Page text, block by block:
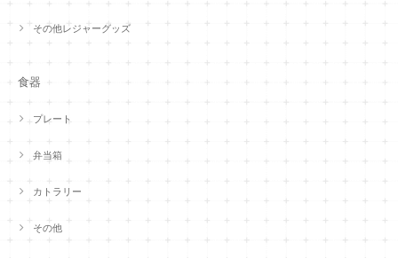
その他レジャーグッズ
食器
プレート
弁当箱
カトラリー
その他